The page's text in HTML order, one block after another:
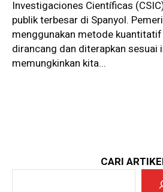
Investigaciones Científicas
publik terbesar di Spanyol.
menggunakan metode
dirancang dan diterapkan sesuai
memungkinkan kita...
CARI